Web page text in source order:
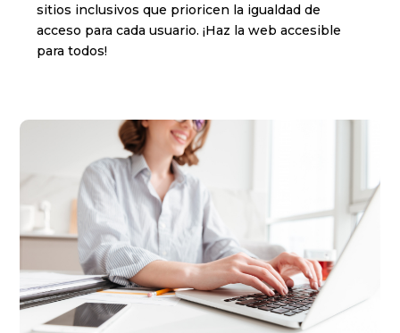
sitios inclusivos que prioricen la igualdad de
acceso para cada usuario. ¡Haz la web accesible
para todos!